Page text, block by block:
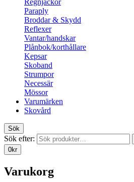
Regnjackor
Paraply
Broddar & Skydd
Reflexer
Vantar/handskar
Plånbok/korthållare
Kepsar
Skoband
Strumpor
Necessär
Mössor
Varumärken
Skovård
Sök
Sök efter:
0kr
Varukorg